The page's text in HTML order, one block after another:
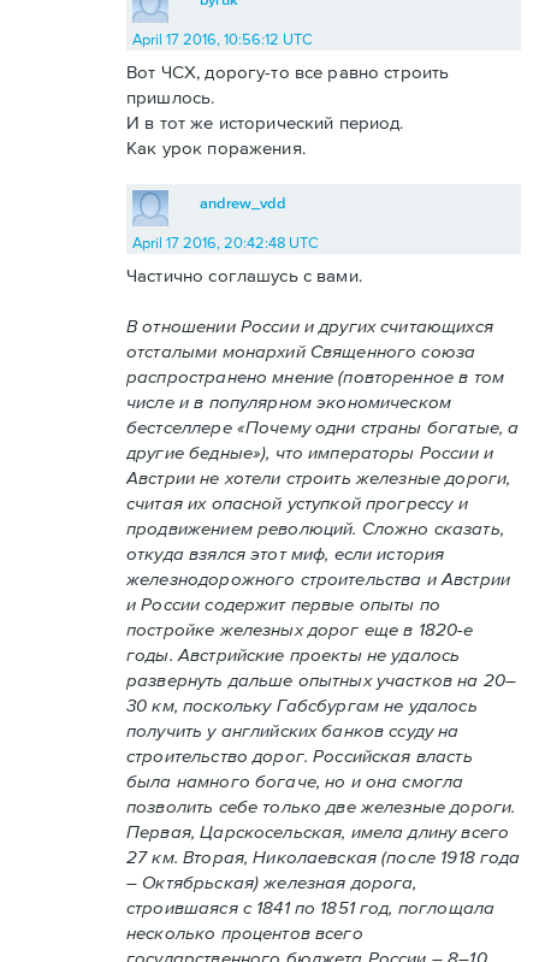
April 17 2016, 10:56:12 UTC
Вот ЧСХ, дорогу-то все равно строить
пришлось.
И в тот же исторический период.
Как урок поражения.
andrew_vdd
April 17 2016, 20:42:48 UTC
Частично соглашусь с вами.
В отношении России и других считающихся
отсталыми монархий Священного союза
распространено мнение (повторенное в том
числе и в популярном экономическом
бестселлере «Почему одни страны богатые, а
другие бедные»), что императоры России и
Австрии не хотели строить железные дороги,
считая их опасной уступкой прогрессу и
продвижением революций. Сложно сказать,
откуда взялся этот миф, если история
железнодорожного строительства и Австрии
и России содержит первые опыты по
постройке железных дорог еще в 1820-е
годы. Австрийские проекты не удалось
развернуть дальше опытных участков на 20–
30 км, поскольку Габсбургам не удалось
получить у английских банков ссуду на
строительство дорог. Российская власть
была намного богаче, но и она смогла
позволить себе только две железные дороги.
Первая, Царскосельская, имела длину всего
27 км. Вторая, Николаевская (после 1918 года
– Октябрьская) железная дорога,
строившаяся с 1841 по 1851 год, поглощала
несколько процентов всего